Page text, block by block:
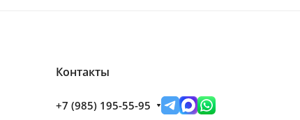
Контакты
+7 (985) 195-55-95